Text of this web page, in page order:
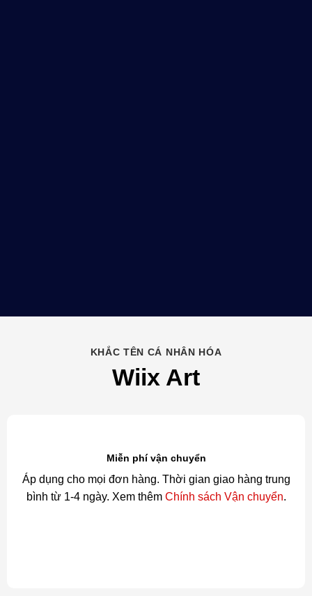
KHẮC TÊN CÁ NHÂN HÓA
Wiix Art
Miễn phí vận chuyển
Áp dụng cho mọi đơn hàng. Thời gian giao hàng trung
bình từ 1-4 ngày. Xem thêm Chính sách Vận chuyển.